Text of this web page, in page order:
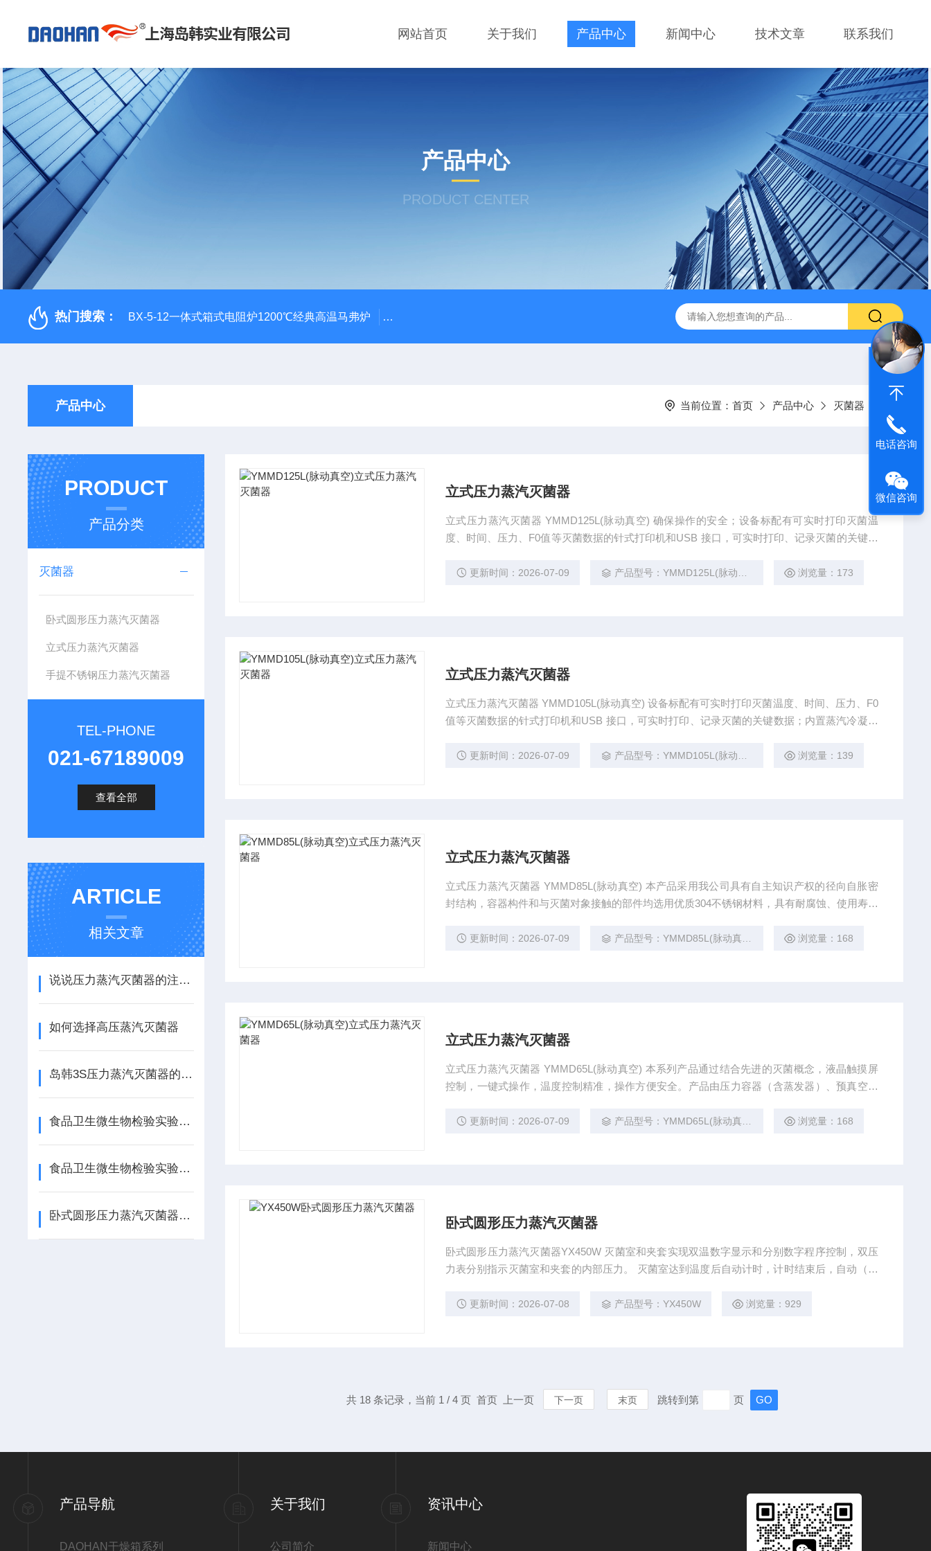
网站首页 关于我们 产品中心 新闻中心 技术文章 联系我们
产品中心
PRODUCT CENTER
热门搜索： BX-5-12一体式箱式电阻炉1200℃经典高温马弗炉 BX-12-12H灰分含量测定马弗炉1200度电炉灰分测定仪 GDJ6010高低温交变试验箱daohan冷热交变测试箱
产品中心 当前位置： 首页 产品中心 灭菌器
PRODUCT
产品分类
灭菌器
卧式圆形压力蒸汽灭菌器
立式压力蒸汽灭菌器
手提不锈钢压力蒸汽灭菌器
TEL-PHONE
021-67189009
查看全部
ARTICLE
相关文章
说说压力蒸汽灭菌器的注意事项
如何选择高压蒸汽灭菌器
岛韩3S压力蒸汽灭菌器的操作步骤
食品卫生微生物检验实验室有毒有菌污物处理要求
食品卫生微生物检验实验室操作要求
卧式圆形压力蒸汽灭菌器主要技术参数
立式压力蒸汽灭菌器
立式压力蒸汽灭菌器 YMMD125L(脉动真空) 确保操作的安全；设备标配有可实时打印灭菌温
度、时间、压力、F0值等灭菌数据的针式打印机和USB 接口，可实时打印、记录灭菌的关键数
产品的脉动真空和加热膜双
更新时间：2026-07-09 产品型号：YMMD125L(脉动真空) 浏览量：173
立式压力蒸汽灭菌器
立式压力蒸汽灭菌器 YMMD105L(脉动真空) 设备标配有可实时打印灭菌温度、时间、压力、F0
值等灭菌数据的针式打印机和USB 接口，可实时打印、记录灭菌的关键数据；内置蒸汽冷凝系
热膜双更新时间：2026-07-09 产品型号：YMMD105L(脉动真空) 浏览量：139
立式压力蒸汽灭菌器
立式压力蒸汽灭菌器 YMMD85L(脉动真空) 本产品采用我公司具有自主知识产权的径向自胀密
封结构，容器构件和与灭菌对象接触的部件均选用优质304不锈钢材料，具有耐腐蚀、使用寿命
更新时间：2026-07-09 产品型号：YMMD85L(脉动真空) 浏览量：168
立式压力蒸汽灭菌器
立式压力蒸汽灭菌器 YMMD65L(脉动真空) 本系列产品通过结合先进的灭菌概念，液晶触摸屏
控制，一键式操作，温度控制精准，操作方便安全。产品由压力容器（含蒸发器）、预真空系
置等组成，
更新时间：2026-07-09 产品型号：YMMD65L(脉动真空) 浏览量：168
卧式圆形压力蒸汽灭菌器
卧式圆形压力蒸汽灭菌器YX450W 灭菌室和夹套实现双温数字显示和分别数字程序控制，双压
力表分别指示灭菌室和夹套的内部压力。 灭菌室达到温度后自动计时，计时结束后，自动（停
作曲线指示图”可以非常清楚了解灭菌程序位置。
更新时间：2026-07-08 产品型号：YX450W 浏览量：929
共 18 条记录，当前 1 / 4 页 首页 上一页 下一页 末页 跳转到第 页
产品导航
DAOHAN干燥箱系列
关于我们
公司简介
资讯中心
新闻中心
电话咨询
微信咨询